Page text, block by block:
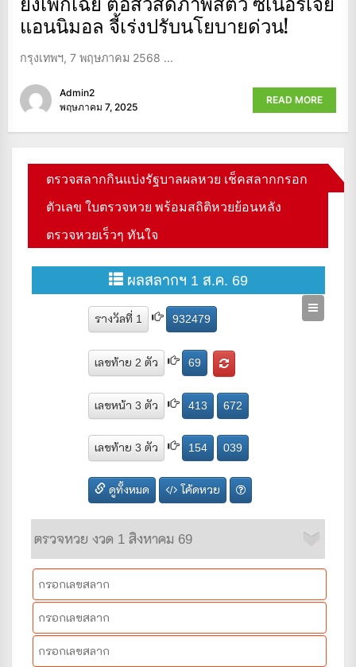
แอนนิมอล จี้เร่งปรับนโยบายด่วน!
กรุงเทพฯ, 7 พฤษภาคม 2568 ...
Admin2
พฤษภาคม 7, 2025
READ MORE
ตรวจสลากกินแบ่งรัฐบาลผลหวย เช็คสลากกรอก
ตัวเลข ใบตรวจหวย พร้อมสถิติหวยย้อนหลัง
ตรวจหวยเร็วๆ ทันใจ